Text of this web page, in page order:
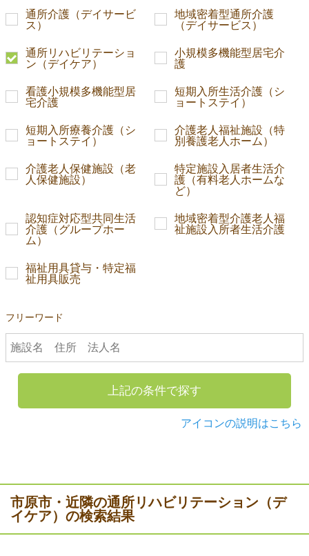
通所介護（デイサービ
ス）
地域密着型通所介護
（デイサービス）
通所リハビリテーショ
ン（デイケア）
小規模多機能型居宅介
護
看護小規模多機能型居
宅介護
短期入所生活介護（シ
ョートステイ）
短期入所療養介護（シ
ョートステイ）
介護老人福祉施設（特
別養護老人ホーム）
介護老人保健施設（老
人保健施設）
特定施設入居者生活介
護（有料老人ホームな
ど）
認知症対応型共同生活
介護（グループホー
ム）
地域密着型介護老人福
祉施設入所者生活介護
福祉用具貸与・特定福
祉用具販売
フリーワード
上記の条件で探す
アイコンの説明はこちら
市原市・近隣の通所リハビリテーション（デ
イケア）の検索結果